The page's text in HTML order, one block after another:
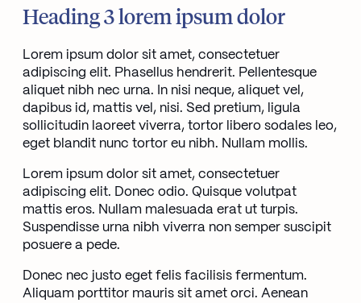
Heading 3 lorem ipsum dolor
Lorem ipsum dolor sit amet, consectetuer
adipiscing elit. Phasellus hendrerit. Pellentesque
aliquet nibh nec urna. In nisi neque, aliquet vel,
dapibus id, mattis vel, nisi. Sed pretium, ligula
sollicitudin laoreet viverra, tortor libero sodales leo,
eget blandit nunc tortor eu nibh. Nullam mollis.
Lorem ipsum dolor sit amet, consectetuer
adipiscing elit. Donec odio. Quisque volutpat
mattis eros. Nullam malesuada erat ut turpis.
Suspendisse urna nibh viverra non semper suscipit
posuere a pede.
Donec nec justo eget felis facilisis fermentum.
Aliquam porttitor mauris sit amet orci. Aenean